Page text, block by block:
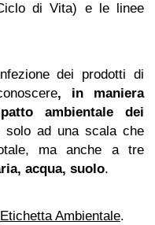
di Vita) e le linee
dei prodotti di
, in maniera
ambientale dei
solo ad una scala che
ma anche a tre
acqua, suolo.
Etichetta Ambientale.